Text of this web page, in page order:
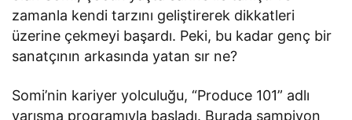
zamanla kendi tarzını geliştirerek dikkatleri
üzerine çekmeyi başardı. Peki, bu kadar genç bir
sanatçının arkasında yatan sır ne?
Somi’nin kariyer yolculuğu, “Produce 101” adlı
yarışma programıyla başladı. Burada şampiyon